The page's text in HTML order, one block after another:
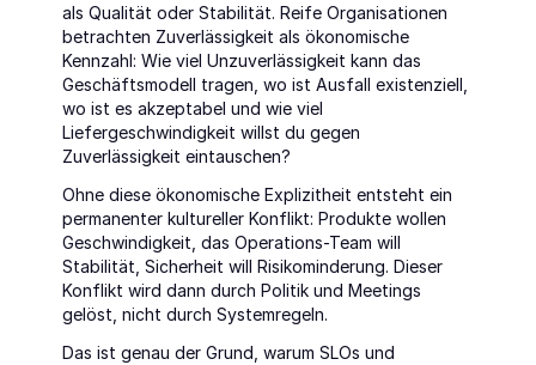
als Qualität oder Stabilität. Reife Organisationen
betrachten Zuverlässigkeit als ökonomische
Kennzahl: Wie viel Unzuverlässigkeit kann das
Geschäftsmodell tragen, wo ist Ausfall existenziell,
wo ist es akzeptabel und wie viel
Liefergeschwindigkeit willst du gegen
Zuverlässigkeit eintauschen?
Ohne diese ökonomische Explizitheit entsteht ein
permanenter kultureller Konflikt: Produkte wollen
Geschwindigkeit, das Operations-Team will
Stabilität, Sicherheit will Risikominderung. Dieser
Konflikt wird dann durch Politik und Meetings
gelöst, nicht durch Systemregeln.
Das ist genau der Grund, warum SLOs und